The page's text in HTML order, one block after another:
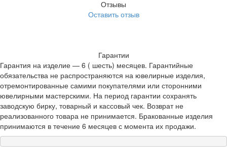
Отзывы
Оставить отзыв
Гарантии
Гарантия на изделие — 6 ( шесть) месяцев. Гарантийные
обязательства не распространяются на ювелирные изделия,
отремонтированные самими покупателями или сторонними
ювелирными мастерскими. На период гарантии сохранять
заводскую бирку, товарный и кассовый чек. Возврат не
реализованного товара не принимается. Бракованные изделия
принимаются в течение 6 месяцев с момента их продажи.